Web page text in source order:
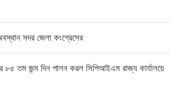
সদর জেলা কংগ্রেসের
তম জন্ম দিন পালন করল সিপিআইএম রাজ্য কার্যালয়ে